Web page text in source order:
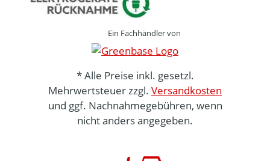
Ein Fachhändler von
* Alle Preise inkl. gesetzl.
Mehrwertsteuer zzgl. Versandkosten
und ggf. Nachnahmegebühren, wenn
nicht anders angegeben.